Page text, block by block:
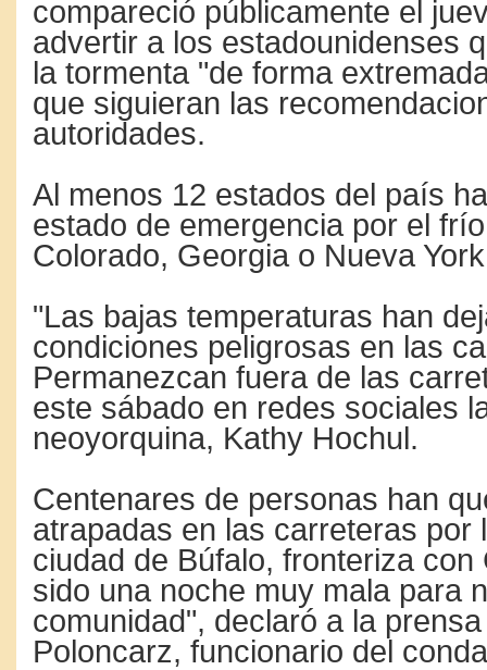
compareció públicamente el
advertir a los estadounidenses
la tormenta "de forma
que siguieran las
autoridades.
Al menos 12 estados del país
estado de emergencia por el
Colorado, Georgia o Nueva
"Las bajas temperaturas han
condiciones peligrosas en las
Permanezcan fuera de las
este sábado en redes sociales
neoyorquina, Kathy Hochul.
Centenares de personas han
atrapadas en las carreteras por
ciudad de Búfalo, fronteriza con
sido una noche muy mala para
comunidad", declaró a la
Poloncarz, funcionario del